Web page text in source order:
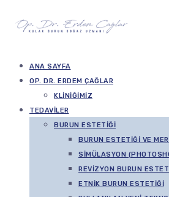
ANA SAYFA
OP. DR. ERDEM ÇAĞLAR
KLINIĞIMIZ
TEDAVILER
BURUN ESTETIĞI
BURUN ESTETIĞI VE
SIMÜLASYON
REVIZYON BURUN
ETNIK BURUN ESTETIĞI